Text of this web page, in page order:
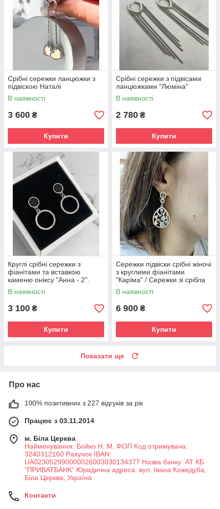
Срібні сережки ланцюжки з
підвіскою Наталі
В наявності
3 600 ₴
Купити
Срібні сережки з підвісами
ланцюжками "Люміна"
В наявності
2 780 ₴
Купити
Круглі срібні сережки з
фіанітами та вставкою
каменю оніксу "Анна - 2".
В наявності
3 100 ₴
Купити
Сережки підвіски срібні жіночі
з круглими фіанітами
"Каріма" / Сережки зі срібла
В наявності
6 900 ₴
Купити
Показати ще
Про нас
100% позитивних з 227 відгуків за рік
Працює з 03.11.2014
м. Біла Церква
Найменування: Бойко Н. М. ФОП Код отримувача:
3240312160 Рахунок IBAN:
UA023052990000026003030134377 Назва банку: АТ КБ
"ПРИВАТБАНК" Юридична адреса: вул. Івана Кожедуба,
Біла Церква, Україна
Контакти